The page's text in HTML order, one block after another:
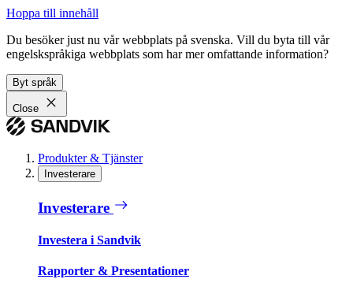
Hoppa till innehåll
Du besöker just nu vår webbplats på svenska. Vill du byta till vår
engelskspråkiga webbplats som har mer omfattande information?
Byt språk
Close
Produkter & Tjänster
Investerare
Investerare
Investera i Sandvik
Rapporter & Presentationer